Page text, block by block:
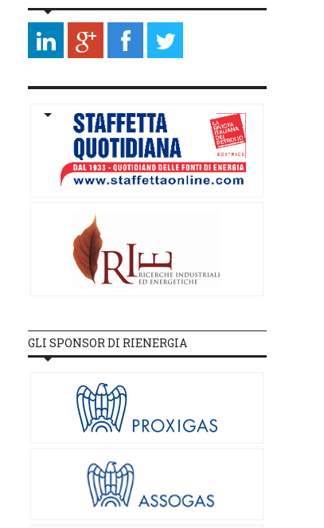
GLI SPONSOR DI RIENERGIA